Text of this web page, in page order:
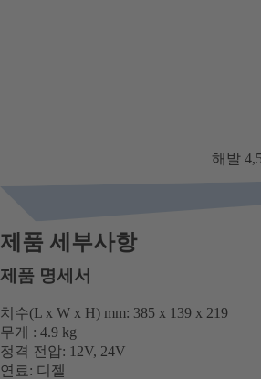
해발
제품 세부사항
제품 명세서
치수(L x W x H) mm: 385 x 139 x 219
무게 : 4.9 kg
정격 전압: 12V, 24V
연료: 디젤